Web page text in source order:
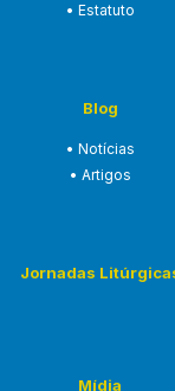
• Estatuto
Blog
• Notícias
• Artigos
Jornadas
Mídia